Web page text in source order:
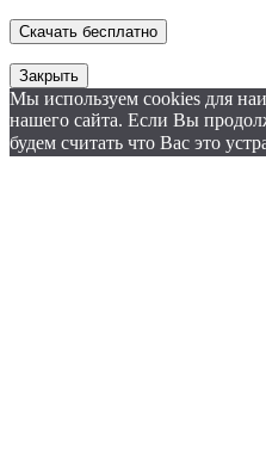
Закрыть
Мы используем cookies для
нашего сайта. Если Вы
будем считать что Вас это